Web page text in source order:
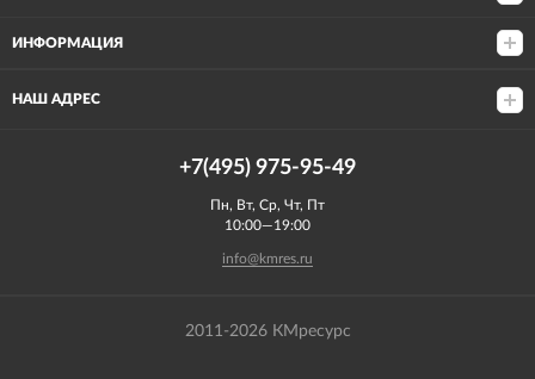
ИНФОРМАЦИЯ
НАШ АДРЕС
+7(495) 975-95-49
Пн, Вт, Ср, Чт, Пт
10:00—19:00
info@kmres.ru
2011-2026 КМресурс